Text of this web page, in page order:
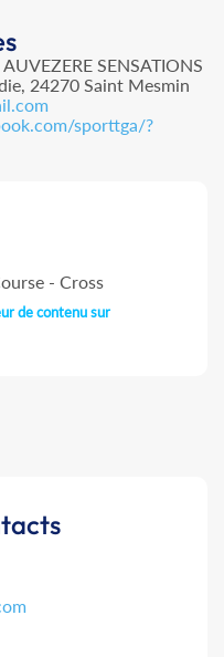
SENSATIONS
24270 Saint Mesmin
sporttga/?
- Cross
de contenu sur